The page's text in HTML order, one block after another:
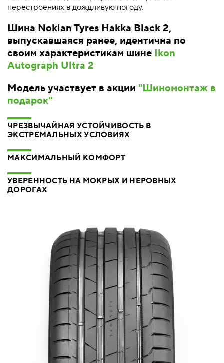
перестроениях в дождливую погоду.
Шина Nokian Tyres Hakka Black 2,
выпускавшаяся ранее, идентична по
своим характеристикам шине Ikon
Autograph Ultra 2
Модель участвует в акции "Шиномонтаж в
подарок"
ЧРЕЗВЫЧАЙНАЯ УСТОЙЧИВОСТЬ В
ЭКСТРЕМАЛЬНЫХ УСЛОВИЯХ
МАКСИМАЛЬНЫЙ КОМФОРТ
УВЕРЕННОСТЬ НА МОКРЫХ И НЕРОВНЫХ
ДОРОГАХ